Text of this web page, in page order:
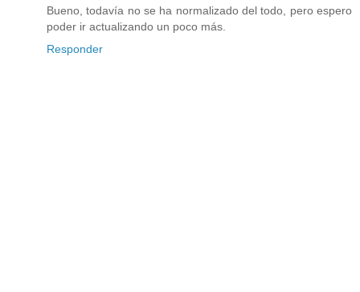
Bueno, todavía no se ha normalizado del todo, pero espero
poder ir actualizando un poco más.
Responder